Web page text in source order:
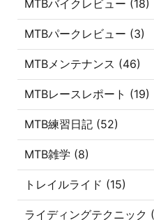
MTBバイクレビュー (18)
MTBパークレビュー (3)
MTBメンテナンス (46)
MTBレースレポート (19)
MTB練習日記 (52)
MTB雑学 (8)
トレイルライド (15)
ライディングテクニック